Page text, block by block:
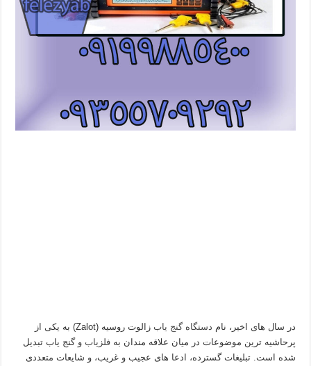
در سال‌ های اخیر، نام دستگاه گنج‌ یاب
زالوت روسیه (Zalot) به یکی از
پرحاشیه‌ ترین موضوعات در میان علاقه‌ مندان بهفلزیاب و گنج‌ یاب تبدیل
شده است. تبلیغات گسترده، ادعا های عجیب و غریب، و شایعات متعددی